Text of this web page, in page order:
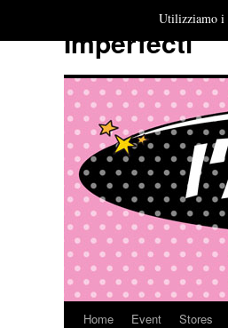
Imperfecti
VaiHome Event Stores
Utilizziamo i